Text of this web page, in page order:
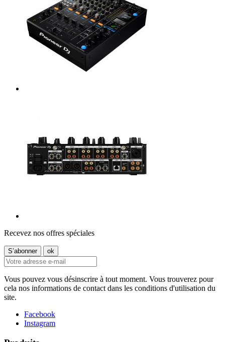
Recevez nos offres spéciales
Vous pouvez vous désinscrire à tout moment. Vous trouverez pour
cela nos informations de contact dans les conditions d'utilisation du
site.
Facebook
Instagram